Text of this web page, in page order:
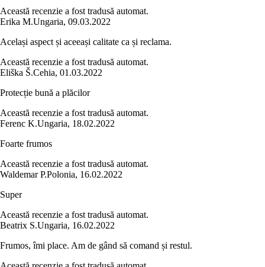
Această recenzie a fost tradusă automat.
Erika M.Ungaria, 09.03.2022
Același aspect și aceeași calitate ca și reclama.
Această recenzie a fost tradusă automat.
Eliška Š.Cehia, 01.03.2022
Protecție bună a plăcilor
Această recenzie a fost tradusă automat.
Ferenc K.Ungaria, 18.02.2022
Foarte frumos
Această recenzie a fost tradusă automat.
Waldemar P.Polonia, 16.02.2022
Super
Această recenzie a fost tradusă automat.
Beatrix S.Ungaria, 16.02.2022
Frumos, îmi place. Am de gând să comand și restul.